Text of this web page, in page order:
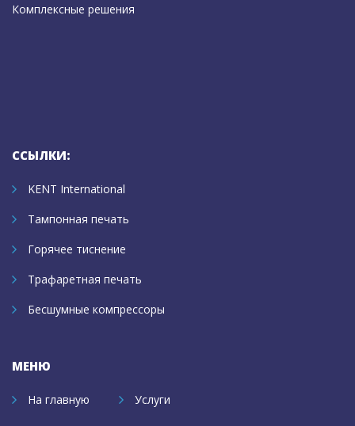
Комплексные решения
ССЫЛКИ:
KENT International
Тампонная печать
Горячее тиснение
Трафаретная печать
Бесшумные компрессоры
МЕНЮ
На главную
Услуги